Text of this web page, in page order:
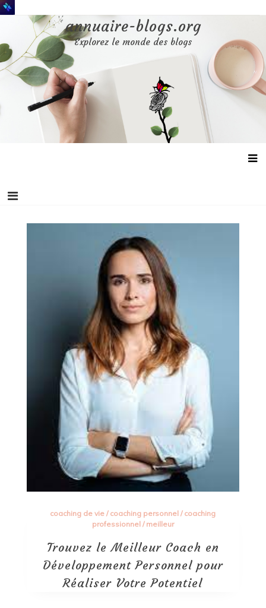
Aller
au
annuaire-blogs.org
Explorez le monde des blogs
coaching de vie / coaching personnel / coaching
professionnel / meilleur
Trouvez le Meilleur Coach en
Développement Personnel pour
Réaliser Votre Potentiel